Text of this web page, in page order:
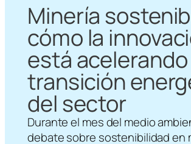
Minería
cómo la
está acelerando
transición
del sector
Durante el mes del medio
debate sobre sostenibilidad en